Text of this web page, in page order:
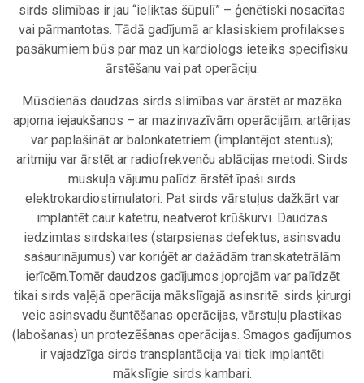
sirds slimības ir jau “ieliktas šūpulī” – ģenētiski nosacītas
vai pārmantotas. Tādā gadījumā ar klasiskiem profilakses
pasākumiem būs par maz un kardiologs ieteiks specifisku
ārstēšanu vai pat operāciju.
Mūsdienās daudzas sirds slimības var ārstēt ar mazāka
apjoma iejaukšanos – ar mazinvazīvām operācijām: artērijas
var paplašināt ar balonkatetriem (implantējot stentus);
aritmiju var ārstēt ar radiofrekvenču ablācijas metodi. Sirds
muskuļa vājumu palīdz ārstēt īpaši sirds
elektrokardiostimulatori. Pat sirds vārstuļus dažkārt var
implantēt caur katetru, neatverot krūškurvi. Daudzas
iedzimtas sirdskaites (starpsienas defektus, asinsvadu
sašaurinājumus) var koriģēt ar dažādām transkatetrālām
ierīcēm.Tomēr daudzos gadījumos joprojām var palīdzēt
tikai sirds vaļējā operācija mākslīgajā asinsritē: sirds ķirurgi
veic asinsvadu šuntēšanas operācijas, vārstuļu plastikas
(labošanas) un protezēšanas operācijas. Smagos gadījumos
ir vajadzīga sirds transplantācija vai tiek implantēti
mākslīgie sirds kambari.